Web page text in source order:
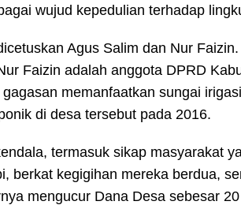
wujud kepedulian terhadap
Agus Salim dan Nur
Faizin adalah anggota DPRD
memanfaatkan sungai
di desa tersebut pada 2016.
termasuk sikap masyarakat
berkat kegigihan mereka berdua,
mengucur Dana Desa sebesar